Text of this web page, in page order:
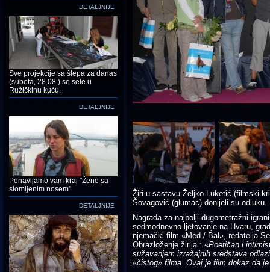
DETALJNIJE
Sve projekcije sa šlepa za danas
(subota, 28.08.) se sele u
Ružičkinu kuću.
DETALJNIJE
Ponavljamo vam kraj "Žene sa
slomljenim nosem"
DETALJNIJE
Žiri u sastavu Željko Luketić (filmski
Šovagović (glumac) donijeli su odluku.
Nagrada za najbolji dugometražni
sedmodnevno ljetovanje na Hvaru,
njemački film «Med / Bal», redatelja
Obrazloženje žirija : «Poetičan i
sužavanjem izražajnih sredstava
«čistog» filma. Ovaj je film dokaz da